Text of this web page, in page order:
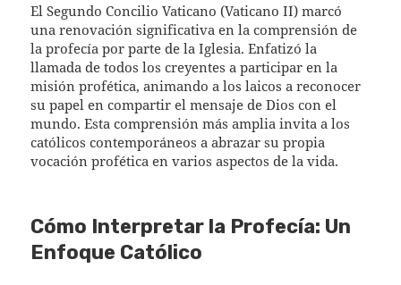
El Segundo Concilio Vaticano (Vaticano II) marcó
una renovación significativa en la comprensión de
la profecía por parte de la Iglesia. Enfatizó la
llamada de todos los creyentes a participar en la
misión profética, animando a los laicos a reconocer
su papel en compartir el mensaje de Dios con el
mundo. Esta comprensión más amplia invita a los
católicos contemporáneos a abrazar su propia
vocación profética en varios aspectos de la vida.
Cómo Interpretar la Profecía: Un
Enfoque Católico